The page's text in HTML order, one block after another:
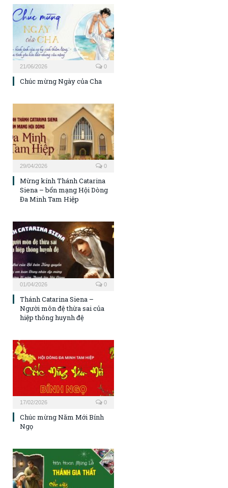
21/06/2026 0
Chúc mừng Ngày của Cha
29/04/2026 0
Mừng kính Thánh Catarina
Siena – bổn mạng Hội Dòng
Đa Minh Tam Hiệp
01/04/2026 0
Thánh Catarina Siena –
Người môn đệ thừa sai của
hiệp thông huynh đệ
17/02/2026 0
Chúc mừng Năm Mới Bính
Ngọ